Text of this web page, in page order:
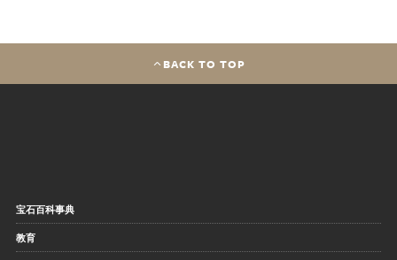
BACK TO TOP
宝石百科事典
教育